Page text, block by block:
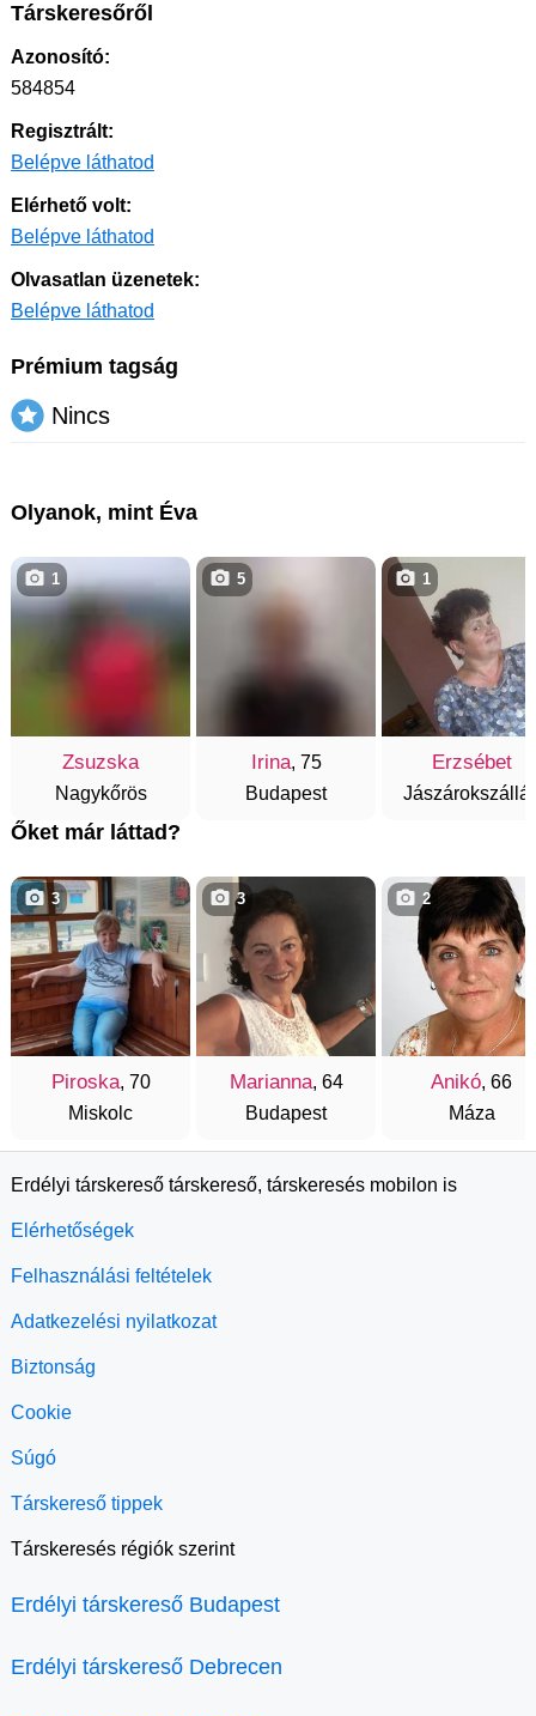
Társkeresőről
Azonosító:
584854
Regisztrált:
Belépve láthatod
Elérhető volt:
Belépve láthatod
Olvasatlan üzenetek:
Belépve láthatod
Prémium tagság
Nincs
Olyanok, mint Éva
Zsuzska
Nagykőrös
1
Irina, 75
Budapest
5
Erzsébet
1
Őket már láttad?
Piroska, 70
Miskolc
3
Marianna, 64
Budapest
3
Anikó, 66
Máza
2
Erdélyi társkereső társkereső, társkeresés mobilon is
Elérhetőségek
Felhasználási feltételek
Adatkezelési nyilatkozat
Biztonság
Cookie
Súgó
Társkereső tippek
Társkeresés régiók szerint
Erdélyi társkereső Budapest
Erdélyi társkereső Debrecen